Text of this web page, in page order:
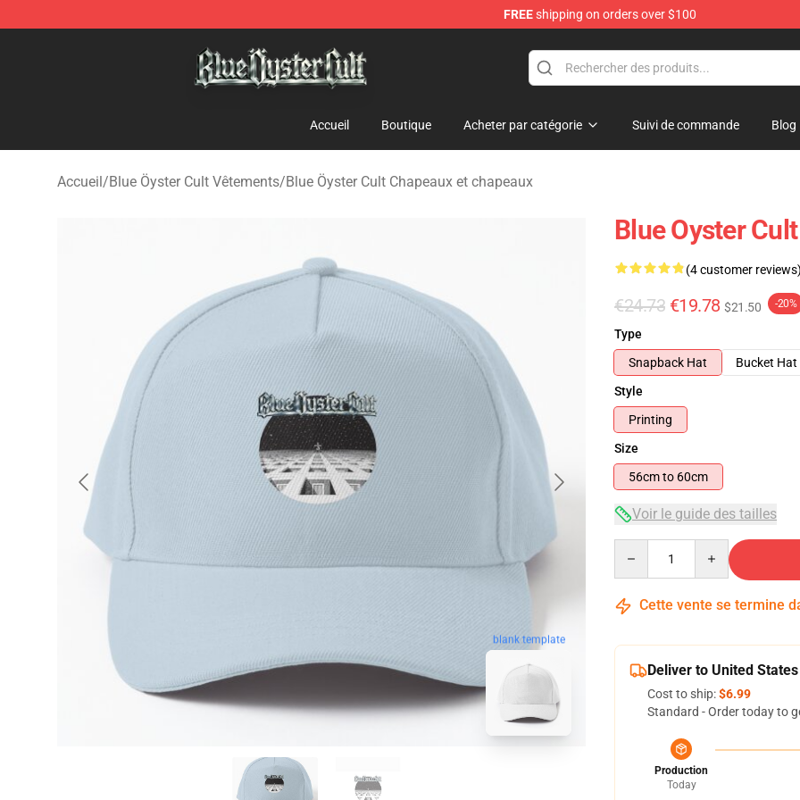
FREEshipping on orders over $100
Accueil Boutique Acheter par catégorie Suivi de commande Blog
Accueil/Blue Öyster Cult Vêtements/Blue Öyster Cult Chapeaux et chapeaux
blank template
Blue Oyster
(4 customer
€24.73 €19.78 $21.50 -20%
Type
Snapback Hat
Bucket Hat
Style
Printing
Size
56cm to 60cm
Voir le guide des tailles
Cette vente se termine
Deliver to United States
Cost to ship:$6.99
Standard - Order today to
Production
Today